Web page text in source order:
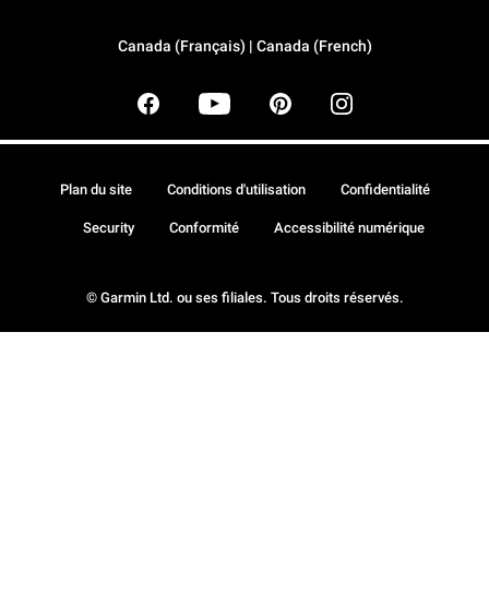
Canada (Français) | Canada (French)
© Garmin Ltd. ou ses filiales. Tous droits réservés.
Plan du site Conditions d'utilisation Confidentialité
Security Conformité Accessibilité numérique